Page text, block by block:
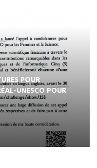
POUR
UNESCO POUR